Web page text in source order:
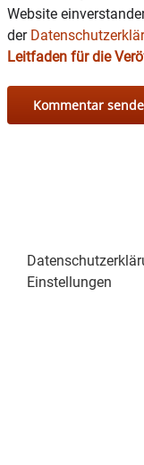
Website
der
Leitfaden für die
Einstellungen